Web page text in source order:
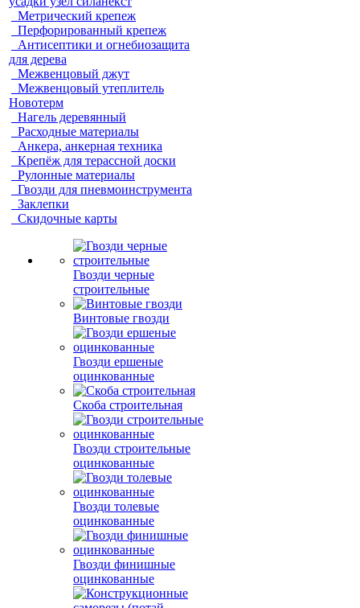
Метрический крепеж
Перфорированный крепеж
Антисептики и огнебиозащита
для дерева
Межвенцовый джут
Межвенцовый утеплитель
Новотерм
Нагель деревянный
Расходные материалы
Анкера, анкерная техника
Крепёж для терассной доски
Рулонные материалы
Гвозди для пневмоинструмента
Заклепки
Скидочные карты
Гвозди черные
строительные
Винтовые гвозди
Гвозди ершеные
оцинкованные
Скоба строительная
Гвозди строительные
оцинкованные
Гвозди толевые
оцинкованные
Гвозди финишные
оцинкованные